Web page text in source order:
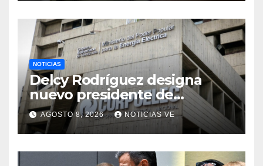
NOTICIAS
Delcy Rodríguez designa
nuevo presidente de
Corpoelec y nuevo
viceministro de Servicios
Eléctricos
AGOSTO 8, 2026 NOTICIAS VE